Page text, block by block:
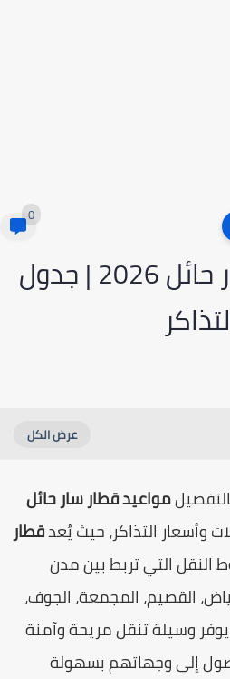
مواعيد قطار سار حائل 2026 | جدول
مواعيد قطار سار حائل
التذاكر، حيث يُعدقطار
التي تربط بين مدن
القصيم، المجمعة، الجوف،
وسيلة تنقل مريحة وآمنة
إلى وجهاتهم بسهولة